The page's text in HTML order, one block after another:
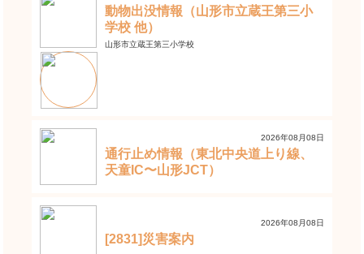
動物出没情報（山形市立蔵王第三小
学校 他）
山形市立蔵王第三小学校
2026年08月08日
通行止め情報（東北中央道上り線、
天童IC〜山形JCT）
2026年08月08日
[2831]災害案内